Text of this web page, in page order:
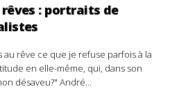
: portraits de
rêve ce que je refuse parfois à la
en elle-même, qui, dans son
désaveu?" André...